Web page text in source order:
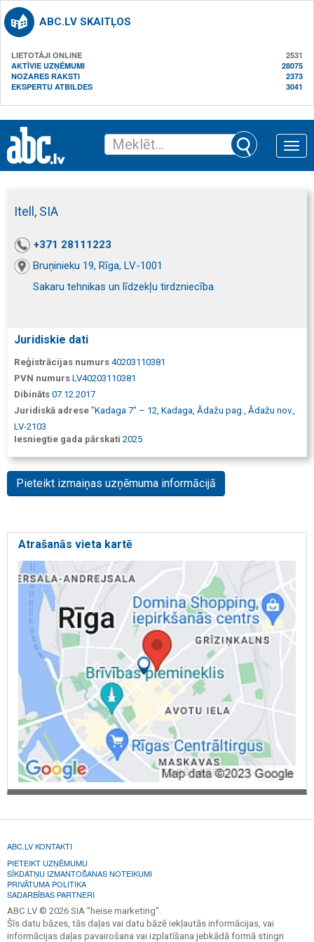
ABC.LV SKAITĻOS
LIETOTĀJI ONLINE
2531
AKTĪVIE UZŅĒMUMI
28075
NOZARES RAKSTI
2373
EKSPERTU ATBILDES
3041
Toggle
Itell, SIA
+371 28111223
Bruņinieku 19, Rīga, LV-1001
Sakaru tehnikas un līdzekļu tirdzniecība
Juridiskie dati
Reģistrācijas numurs 40203110381
PVN numurs LV40203110381
Dibināts 07.12.2017
Juridiskā adrese "Kadaga 7" – 12, Kadaga, Ādažu pag., Ādažu nov.,
LV-2103
Iesniegtie gada pārskati 2025
Pieteikt izmaiņas uzņēmuma informācijā
Atrašanās vieta kartē
ABC.LV KONTAKTI
PIETEIKT UZŅĒMUMU
SĪKDATŅU IZMANTOŠANAS NOTEIKUMI
PRIVĀTUMA POLITIKA
SADARBĪBAS PARTNERI
ABC.LV © 2026 SIA "heise marketing".
Šīs datu bāzes, tās daļas vai datu bāzē iekļautās informācijas, vai
informācijas daļas pavairošana vai izplatīšana jebkādā formā stingri